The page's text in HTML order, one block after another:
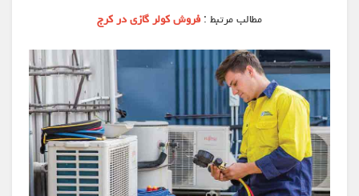
مطالب مرتبط :فروش کولر گازی در کرج